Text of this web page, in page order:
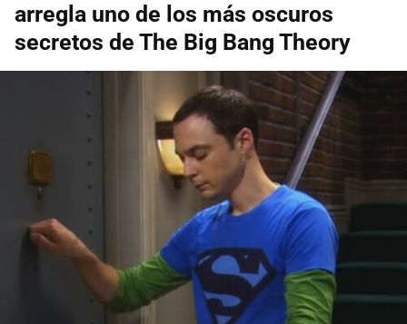
arregla uno de los más oscuros
secretos de The Big Bang Theory